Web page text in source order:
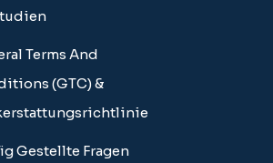
Terms And
(GTC) &
Gestellte Fragen